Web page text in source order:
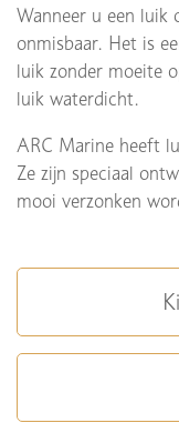
Wanneer u een luik
onmisbaar. Het is
luik zonder moeite
luik waterdicht.
ARC Marine heeft
Ze zijn speciaal
mooi verzonken